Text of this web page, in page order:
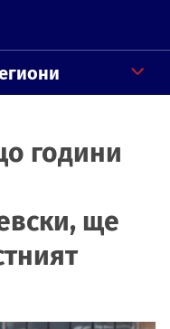
години
ще